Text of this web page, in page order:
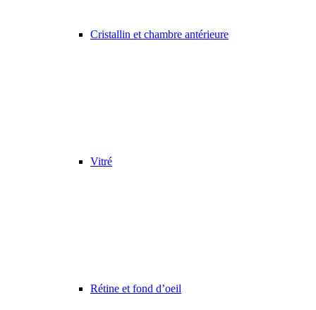
Cristallin et chambre antérieure
Vitré
Rétine et fond d’oeil